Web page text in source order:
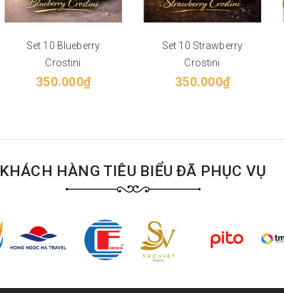
Set 10 Blueberry
Crostini
350.000₫
Set 10 Strawberry
Crostini
350.000₫
KHÁCH HÀNG TIÊU BIỂU ĐÃ PHỤC VỤ